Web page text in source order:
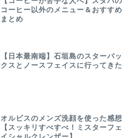
コーヒー以外のメニュー＆おすすめ
まとめ
【日本最南端】石垣島のスターバッ
クスとノースフェイスに行ってきた
オルビスのメンズ洗顔を使った感想
【スッキリすべすべ！ミスターフェ